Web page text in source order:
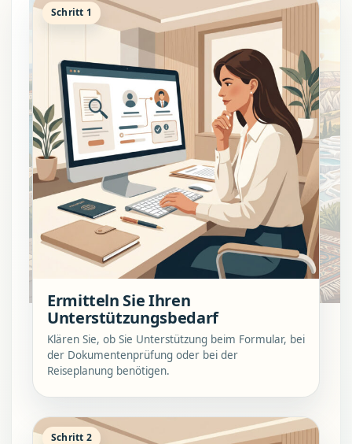
Schritt 1
Ermitteln Sie Ihren
Unterstützungsbedarf
Klären Sie, ob Sie Unterstützung beim Formular, bei
der Dokumentenprüfung oder bei der
Reiseplanung benötigen.
Schritt 2